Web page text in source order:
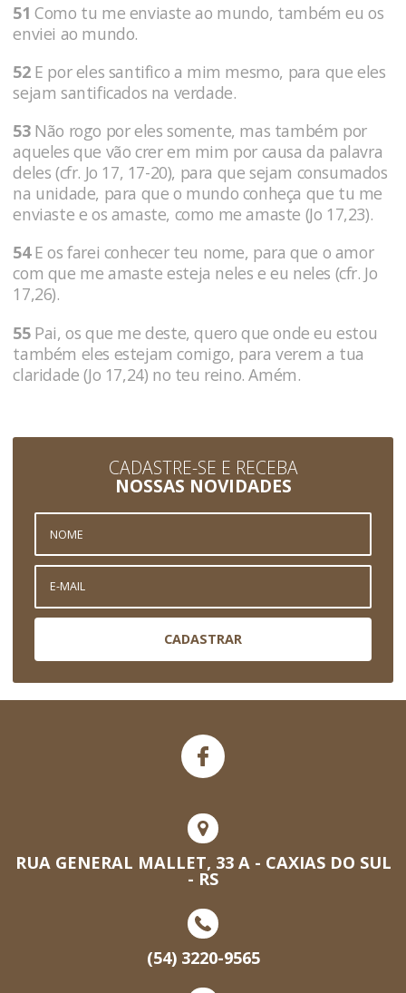
51 Como tu me enviaste ao mundo, também eu os
enviei ao mundo.
52E por eles santifico a mim mesmo, para que eles
sejam santificados na verdade.
53Não rogo por eles somente, mas também por
aqueles que vão crer em mim por causa da palavra
deles (cfr. Jo 17, 17-20), para que sejam consumados
na unidade, para que o mundo conheça que tu me
enviaste e os amaste, como me amaste (Jo 17,23).
54E os farei conhecer teu nome, para que o amor
com que me amaste esteja neles e eu neles (cfr. Jo
17,26).
55Pai, os que me deste, quero que onde eu estou
também eles estejam comigo, para verem a tua
claridade (Jo 17,24) no teu reino. Amém.
CADASTRE-SE E RECEBA
NOSSAS NOVIDADES
CADASTRAR
RUA GENERAL MALLET, 33 A - CAXIAS DO SUL
- RS
(54) 3220-9565